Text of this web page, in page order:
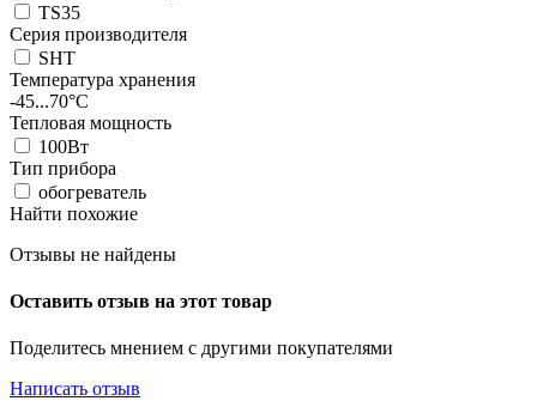
TS35
Серия производителя
SHT
Температура хранения
-45...70°C
Тепловая мощность
100Вт
Тип прибора
обогреватель
Найти похожие
Отзывы не найдены
Оставить отзыв на этот товар
Поделитесь мнением с другими покупателями
Написать отзыв